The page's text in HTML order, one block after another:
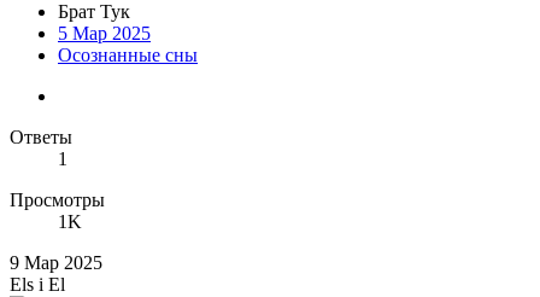
Брат Тук
5 Мар 2025
Осознанные сны
Ответы
1
Просмотры
1K
9 Мар 2025
Els i El